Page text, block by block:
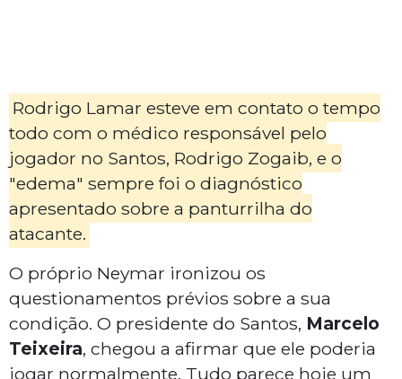
Rodrigo Lamar esteve em contato o tempo
todo com o médico responsável pelo
jogador no Santos, Rodrigo Zogaib, e o
"edema" sempre foi o diagnóstico
apresentado sobre a panturrilha do
atacante.
O próprio Neymar ironizou os
questionamentos prévios sobre a sua
condição. O presidente do Santos, Marcelo
Teixeira, chegou a afirmar que ele poderia
jogar normalmente. Tudo parece hoje um